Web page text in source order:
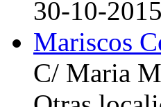
30-10-2015
Mariscos
C/ Maria